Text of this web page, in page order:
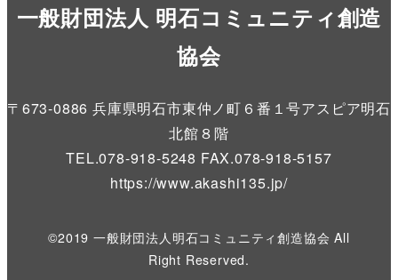
一般財団法人 明石コミュニティ創造
協会
〒673-0886 兵庫県明石市東仲ノ町６番１号アスピア明石
北館８階
TEL.078-918-5248 FAX.078-918-5157
https://www.akashi135.jp/
©2019 一般財団法人明石コミュニティ創造協会 All
Right Reserved.